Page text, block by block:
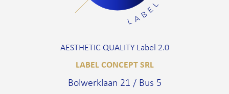
AESTHETIC QUALITY Label 2.0
LABEL CONCEPT SRL
Bolwerklaan 21 / Bus 5